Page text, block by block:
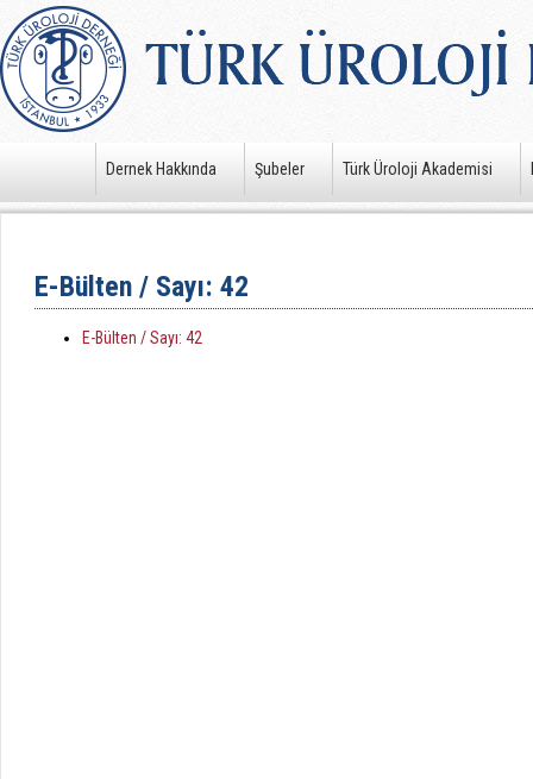
Dernek Hakkında Şubeler Türk Üroloji Akademisi
E-Bülten / Sayı: 42
E-Bülten / Sayı: 42